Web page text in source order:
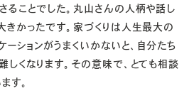
ることでした。丸山さんの人柄や話し
きかったです。家づくりは人生最大の
ーションがうまくいかないと、自分たち
しくなります。その意味で、とても相談
す。